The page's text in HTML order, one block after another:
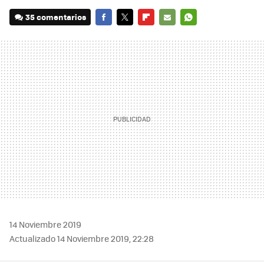
35 comentarios
MAIL
14 Noviembre 2019
Actualizado 14 Noviembre 2019, 22:28